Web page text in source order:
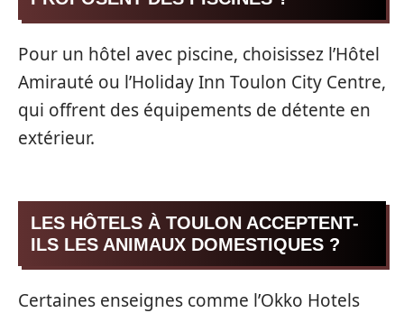
Pour un hôtel avec piscine, choisissez l’Hôtel
Amirauté ou l’Holiday Inn Toulon City Centre,
qui offrent des équipements de détente en
extérieur.
LES HÔTELS À TOULON ACCEPTENT-
ILS LES ANIMAUX DOMESTIQUES ?
Certaines enseignes comme l’Okko Hotels